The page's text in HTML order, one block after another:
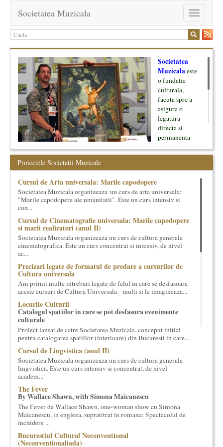
Toggle
navigation
Societatea Muzicala
Societatea
Muzicalaeste
o fundatie
culturala,
facuta spre a
asigura o
legatura
directa si
permanenta
oamenii ei, pe
inceput cu muzica clasica - si de aici numele -, insa acum
dezvoltam proiecte si in alte domenii ale culturii.
Facem management cultural, dezvoltam si administram proiecte
proprii sau preluate, modele si sisteme de finantare, marketing
cultural si consultanta. Organizam concursuri, concerte si
evenimente culturale, private sau publice, tinem cursuri de
cultura generala muzicala, teatrala, filosofica si de alte feluri.
cei care il finantateaza sunt in rubricile de mai jos.
Proiectele Societatii Muzicale
Cursul de Arta universala: Marile capodopere
Societatea Muzicala organizeaza un curs de arta universala:
"Marile capodopere ale umanitatii". Este un curs intensiv si
con...
Cursul de Cinematografie universala: Marile capodopere
si marii realizatori (anul II)
Societatea Muzicala organizeaza un curs de cultura generala
cinematografica. Este un curs concentrat si intensiv, de nivel
ac...
Precizari legate de formatul de predare a cursurilor de
Cultura universala
Am primit multe intrebari legate de felul in care se desfasoara
aceste cursuri de Cultura Universala - multi si le imagineaza...
Locurile Culturii
Catalogul spatiilor in care se pot desfasura evenimente
culturale
Proiect lansat de catre Societatea Muzicala, conceput initial
pentru catalogarea spatiilor (interioare) din Bucuresti in care...
Cursul de Lingvistica (anul II)
Societatea Muzicala organizeaza un curs de cultura generala
lingvistica. Este un curs intensiv si concentrat, de nivel
academ...
The Fever
By Wallace Shawn, with Simona Maicanescu
The Fever de Wallace Shawn, one-woman show cu Simona
Maicanescu, in engleza, supratitrat in romana; Spectacolul de
inchidere ...
Bucurestiul Cultural Neconventional
(Neconventionaliada)